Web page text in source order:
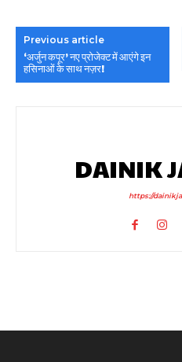
Previous article
‘अर्जुन कपूर’ नए प्रोजेक्ट में आएंगे इन
हसिनाओं के साथ नज़र!
DAINIK
https://